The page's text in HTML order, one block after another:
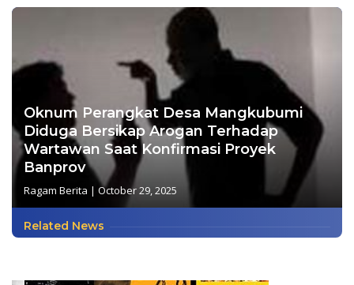
Oknum Perangkat Desa Mangkubumi
Diduga Bersikap Arogan Terhadap
Wartawan Saat Konfirmasi Proyek
Banprov
Ragam Berita | October 29, 2025
Related News